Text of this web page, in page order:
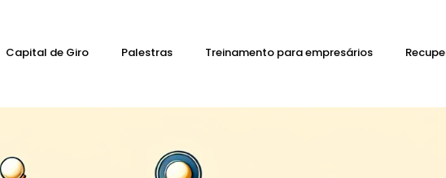
Capital de Giro Palestras Treinamento para empresários